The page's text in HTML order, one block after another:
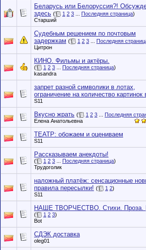
Беларусь или Белоруссия?!
здесь ( 1 2 3 Последняя страница)
Старший
Судебным решением по почтовым
задержкам ( 1 2 3 Последняя
Цитрон
КИНО. Фильмы и актёры.
( 1 2 3 Последняя страница)
kasandra
запрет разной символики в лотах,
ограничение на количество картинок
S11
Вкусно жрать ( 1 2 3 Последняя
Елена Анатольевна
ТЕАТР: обожаем и оцениваем
S11
Рассказываем анекдоты!
( 1 2 3 Последняя страница)
Трудоголик
наложный платёж: сенсационные
правила пересылки! ( 1 2)
S11
НАШЕ ТВОРЧЕСТВО. Стихи. Проза.
( 1 2 3)
Bot
СДЭК доставка
oleg01